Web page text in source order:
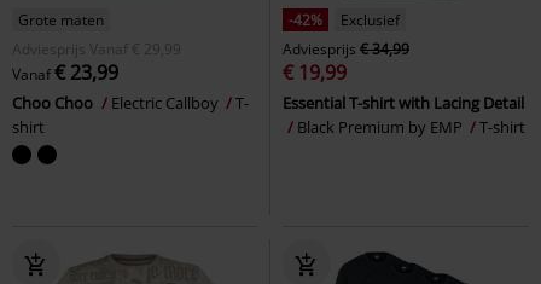
Grote maten
Adviesprijs
Vanaf € 29,99
Vanaf€ 23,99
Choo Choo Electric Callboy
T-
shirt
-42%
Exclusief
Adviesprijs € 34,99
€ 19,99
Essential T-shirt with Lacing Detail
Black Premium by EMP
T-shirt